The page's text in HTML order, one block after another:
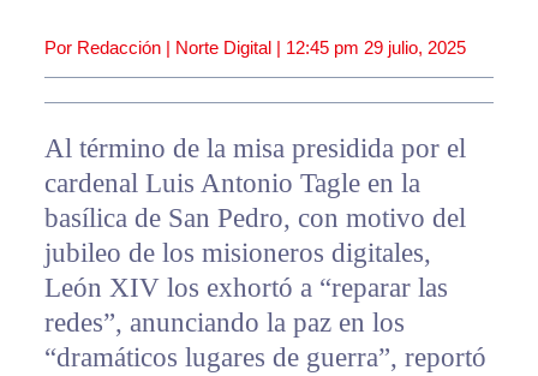
Por Redacción | Norte Digital | 12:45 pm 29 julio, 2025
Al término de la misa presidida por el
cardenal Luis Antonio Tagle en la
basílica de San Pedro, con motivo del
jubileo de los misioneros digitales,
León XIV los exhortó a “reparar las
redes”, anunciando la paz en los
“dramáticos lugares de guerra”, reportó